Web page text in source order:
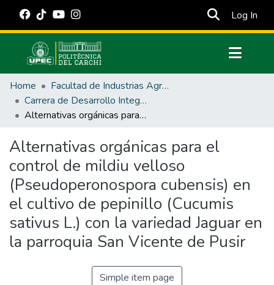
Log In
Communities & Collections
All of DSpace
Statistics
Estadísticas Externas
Manuales
Home
Facultad de Industrias Agropecuarias y Ciencias Ambientales
Carrera de Desarrollo Integral Agropecuario
Alternativas orgánicas para el control de mildiu velloso (Pseudoperonospora cubensis) en el cultivo de pepinillo (Cucumis sativus L.) con la variedad Jaguar en la parroquia San Vicente de Pusir
Alternativas orgánicas para el
control de mildiu velloso
(Pseudoperonospora cubensis) en
el cultivo de pepinillo (Cucumis
sativus L.) con la variedad Jaguar en
la parroquia San Vicente de Pusir
Simple item page